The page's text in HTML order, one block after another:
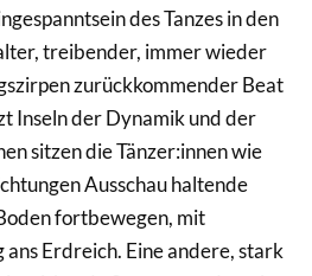
des Tanzes in den
treibender, immer wieder
zurückkommender Beat
Inseln der Dynamik und der
sitzen die Tänzer:innen wie
Ausschau haltende
fortbewegen, mit
Erdreich. Eine andere, stark